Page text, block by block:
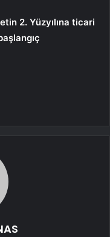
2. Yüzyılına ticari